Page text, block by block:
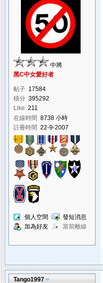
中將
黑C中女愛好者
帖子 17584
積分 395292
Like 211
在線時間 8738 小時
註冊時間 22-9-2007
個人空間
發短消息
加為好友
當前離線
Tango1997